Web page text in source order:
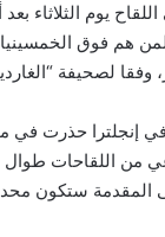
يوم الثلاثاء
هم فوق
لصحيفة
في إنجلترا حذرت
من اللقاحات طوال
المقدمة ستكون